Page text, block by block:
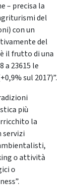
– precisa la
del
con un
del
il frutto di una
23615 le
sul 2017)”.
più
la
servizi
o attività
o